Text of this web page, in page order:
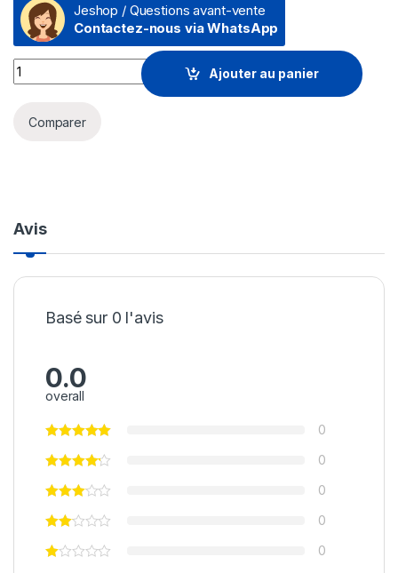
Jeshop / Questions avant-vente
Contactez-nous via WhatsApp
Ordinateur Portable Lenovo ThinkPad T14 Gen 5
Ajouter au panier
Comparer
Avis
Basé sur 0 l'avis
0.0
overall
0
0
0
0
0